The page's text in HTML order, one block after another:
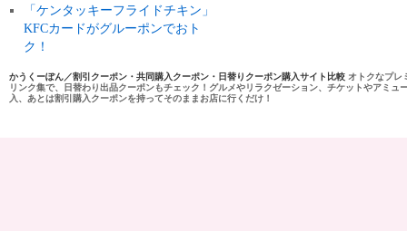
「ケンタッキーフライドチキン」
KFCカードがグルーポンでおト
ク！
かうくーぽん／割引クーポン・共同購入クーポン・日替りクーポン購入サイト比較 オトクなプレ
リンク集で、日替わり出品クーポンもチェック！グルメやリラクゼーション、チケットやアミ
入、あとは割引購入クーポンを持ってそのままお店に行くだけ！